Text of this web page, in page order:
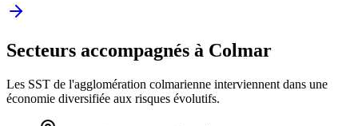
Secteurs accompagnés à Colmar
Les SST de l'agglomération colmarienne interviennent dans une
économie diversifiée aux risques évolutifs.